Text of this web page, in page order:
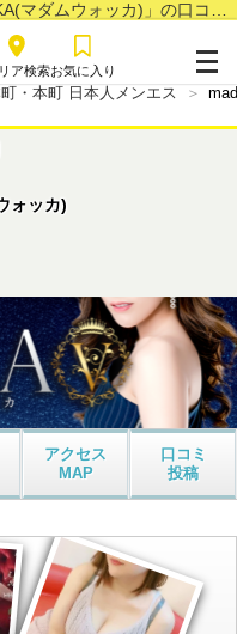
ア検索お気に入り
・本町 日本人メンエス
ォッカ)
アクセス
MAP
口コミ
投稿